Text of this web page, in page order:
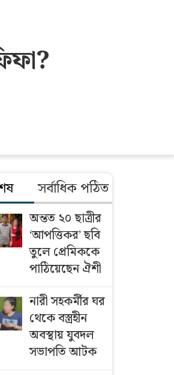
সর্বাধিক পঠিত
অন্তত ২০ ছাত্রীর
‘আপত্তিকর’ ছবি
তুলে প্রেমিককে
পাঠিয়েছেন ঐশী
নারী সহকর্মীর ঘর
থেকে বস্ত্রহীন
অবস্থায় যুবদল
সভাপতি আটক